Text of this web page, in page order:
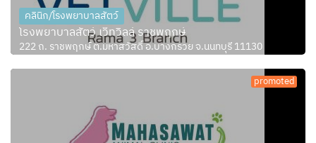
คลินิก/โรงพยาบาลสัตว์
โรงพยาบาลสัตว์ เว็ทวิลล์ ราชพฤกษ์
222 ถ. ราชพฤกษ์ ต.มหาสวัสดิ์ อ.บางกรวย จ.นนทบุรี 11130
promoted